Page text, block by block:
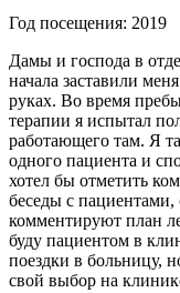
Год посещения: 2019
Дамы и господа в
начала заставили
руках. Во время
терапии я испытал
работающего там. Я
одного пациента и
хотел бы отметить
беседы с
комментируют план
буду пациентом в
поездки в больницу,
свой выбор на